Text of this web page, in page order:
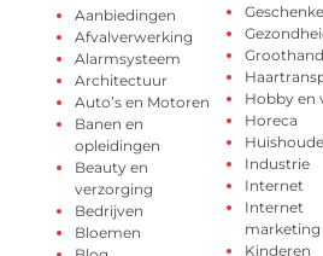
Aanbiedingen
Afvalverwerking
Alarmsysteem
Architectuur
Auto’s en Motoren
Banen en
opleidingen
Beauty en
verzorging
Bedrijven
Bloemen
Hobby en
Horeca
Industrie
Internet
Internet
marketing
Kinderen